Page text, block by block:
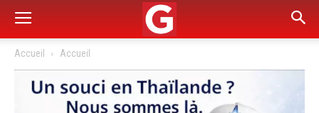
Accueil Accueil